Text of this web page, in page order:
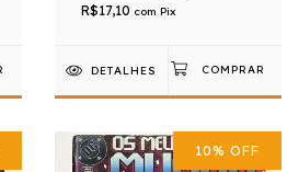
R$17,10 com Pix
DETALHES
10% OFF